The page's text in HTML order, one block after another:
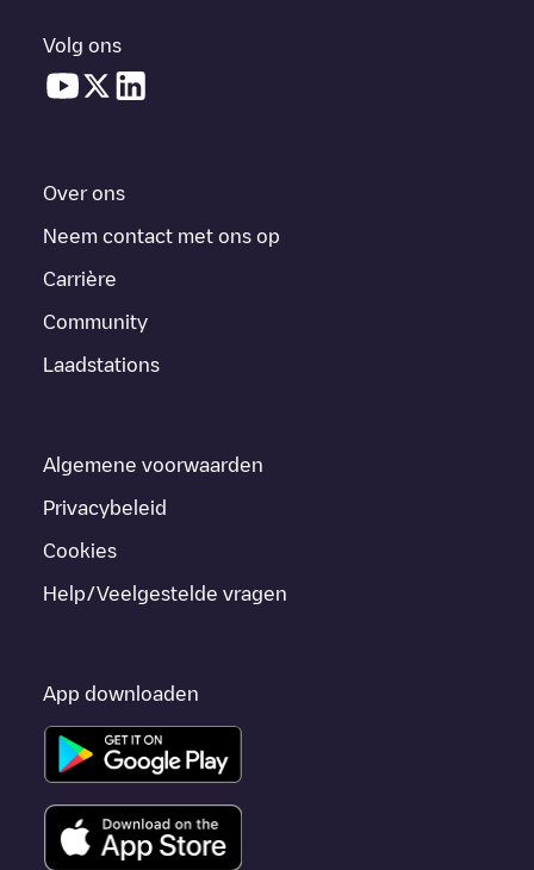
Volg ons
Over ons
Neem contact met ons op
Carrière
Community
Laadstations
Algemene voorwaarden
Privacybeleid
Cookies
Help/Veelgestelde vragen
App downloaden